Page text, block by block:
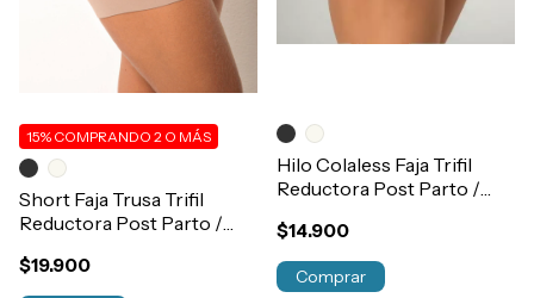
Short Faja Trusa Trifil
Reductora Post Parto /
Art.5214
$19.900
15% COMPRANDO 2 O MÁS
Hilo Colaless Faja Trifil
Reductora Post Parto /
Art.2434
$14.900
Comprar